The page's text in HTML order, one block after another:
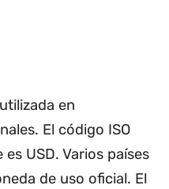
en
El código ISO
USD. Varios países
de uso oficial. El